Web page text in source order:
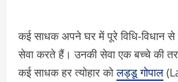
कई साधक अपने घर में पूरे विधि-विधान
सेवा करते हैं। उनकी सेवा एक बच्चे की
कई साधक हर त्योहार कोलड्डू गोपाल